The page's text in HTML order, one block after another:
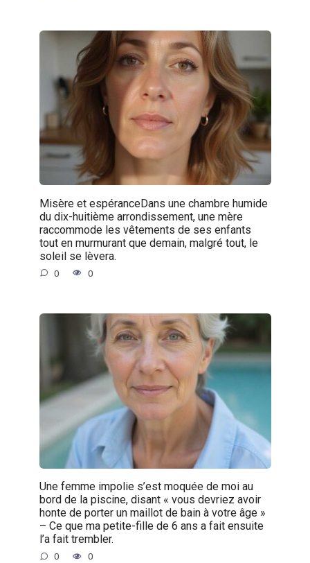
Misère et espéranceDans une chambre humide
du dix-huitième arrondissement, une mère
raccommode les vêtements de ses enfants
tout en murmurant que demain, malgré tout, le
soleil se lèvera.
0 0
Une femme impolie s’est moquée de moi au
bord de la piscine, disant « vous devriez avoir
honte de porter un maillot de bain à votre âge »
– Ce que ma petite-fille de 6 ans a fait ensuite
l’a fait trembler.
0 0